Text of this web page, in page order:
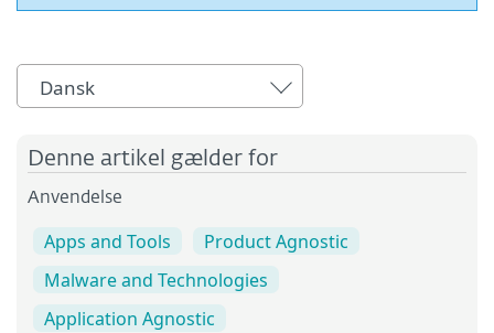
Dansk
Denne artikel gælder for
Anvendelse
Apps and Tools
Product Agnostic
Malware and Technologies
Application Agnostic